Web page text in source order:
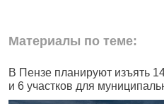
Материалы по теме:
В Пензе планируют изъять
и 6 участков для